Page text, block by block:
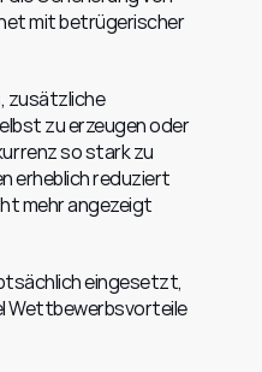
mit betrügerischer
zusätzliche
zu erzeugen oder
so stark zu
erheblich reduziert
mehr angezeigt
eingesetzt,
Wettbewerbsvorteile